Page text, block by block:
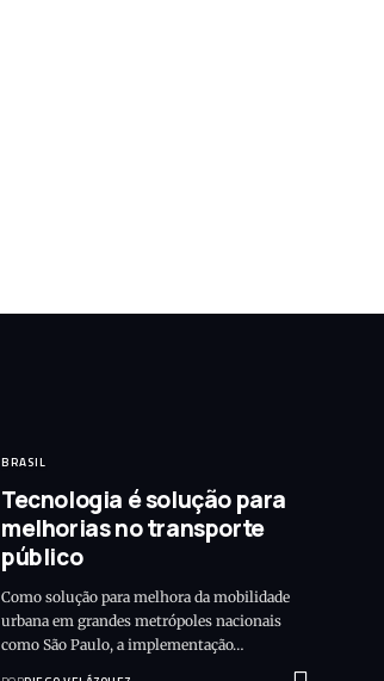
BRASIL
Tecnologia é solução para
melhorias no transporte
público
Como solução para melhora da mobilidade
urbana em grandes metrópoles nacionais
como São Paulo, a implementação…